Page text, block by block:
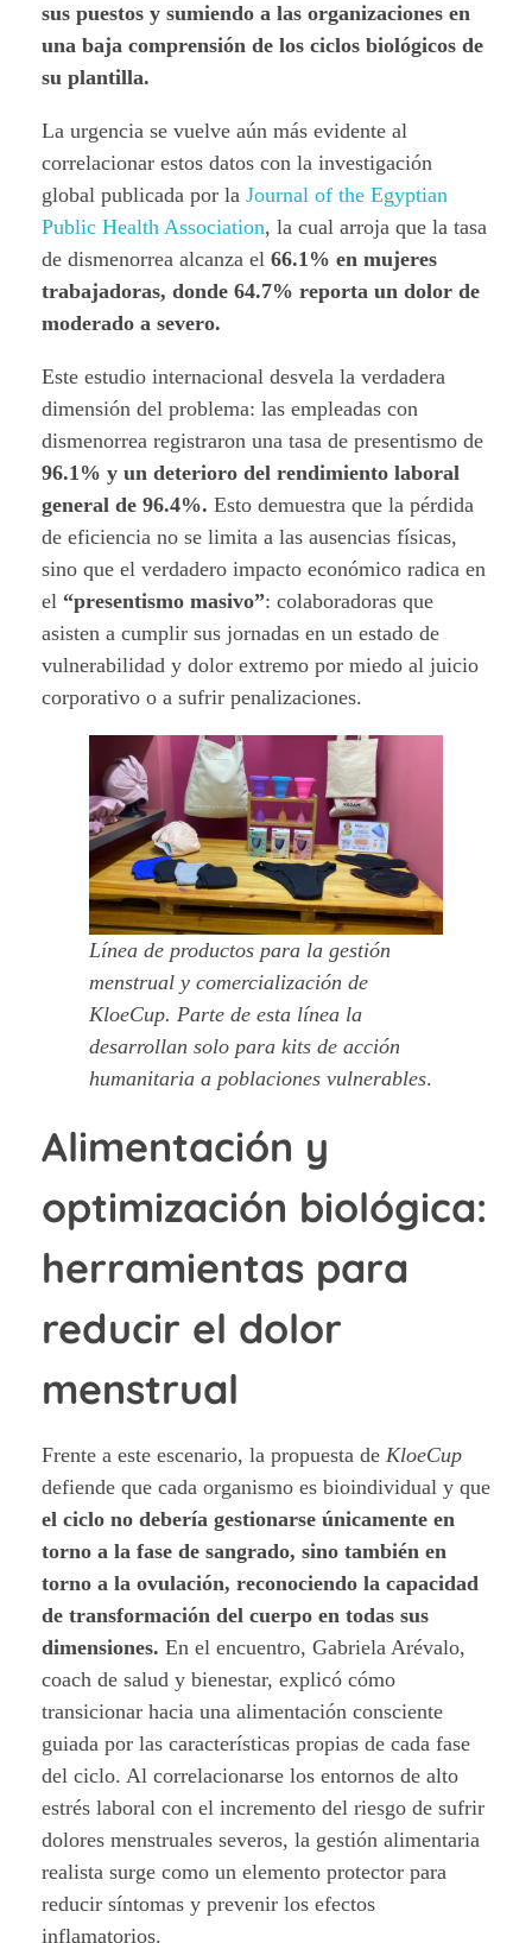
sus puestos y sumiendo a las organizaciones en
una baja comprensión de los ciclos biológicos de
su plantilla.
La urgencia se vuelve aún más evidente al
correlacionar estos datos con la investigación
global publicada por la Journal of the Egyptian
Public Health Association, la cual arroja que la tasa
de dismenorrea alcanza el 66.1% en mujeres
trabajadoras, donde 64.7% reporta un dolor de
moderado a severo.
Este estudio internacional desvela la verdadera
dimensión del problema: las empleadas con
dismenorrea registraron una tasa de presentismo de
96.1% y un deterioro del rendimiento laboral
general de 96.4%. Esto demuestra que la pérdida
de eficiencia no se limita a las ausencias físicas,
sino que el verdadero impacto económico radica en
el “presentismo masivo”: colaboradoras que
asisten a cumplir sus jornadas en un estado de
vulnerabilidad y dolor extremo por miedo al juicio
corporativo o a sufrir penalizaciones.
Línea de productos para la gestión
menstrual y comercialización de
KloeCup. Parte de esta línea la
desarrollan solo para kits de acción
humanitaria a poblaciones vulnerables.
Alimentación y
optimización biológica:
herramientas para
reducir el dolor
menstrual
Frente a este escenario, la propuesta de KloeCup
defiende que cada organismo es bioindividual y que
el ciclo no debería gestionarse únicamente en
torno a la fase de sangrado, sino también en
torno a la ovulación, reconociendo la capacidad
de transformación del cuerpo en todas sus
dimensiones. En el encuentro, Gabriela Arévalo,
coach de salud y bienestar, explicó cómo
transicionar hacia una alimentación consciente
guiada por las características propias de cada fase
del ciclo. Al correlacionarse los entornos de alto
estrés laboral con el incremento del riesgo de sufrir
dolores menstruales severos, la gestión alimentaria
realista surge como un elemento protector para
reducir síntomas y prevenir los efectos
inflamatorios.